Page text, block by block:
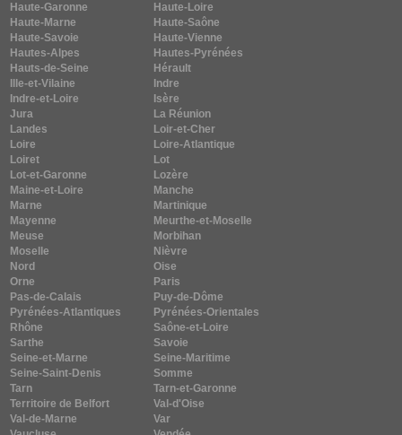
Haute-Garonne
Haute-Loire
Haute-Marne
Haute-Saône
Haute-Savoie
Haute-Vienne
Hautes-Alpes
Hautes-Pyrénées
Hauts-de-Seine
Hérault
Ille-et-Vilaine
Indre
Indre-et-Loire
Isère
Jura
La Réunion
Landes
Loir-et-Cher
Loire
Loire-Atlantique
Loiret
Lot
Lot-et-Garonne
Lozère
Maine-et-Loire
Manche
Marne
Martinique
Mayenne
Meurthe-et-Moselle
Meuse
Morbihan
Moselle
Nièvre
Nord
Oise
Orne
Paris
Pas-de-Calais
Puy-de-Dôme
Pyrénées-Atlantiques
Pyrénées-Orientales
Rhône
Saône-et-Loire
Sarthe
Savoie
Seine-et-Marne
Seine-Maritime
Seine-Saint-Denis
Somme
Tarn
Tarn-et-Garonne
Territoire de Belfort
Val-d'Oise
Val-de-Marne
Var